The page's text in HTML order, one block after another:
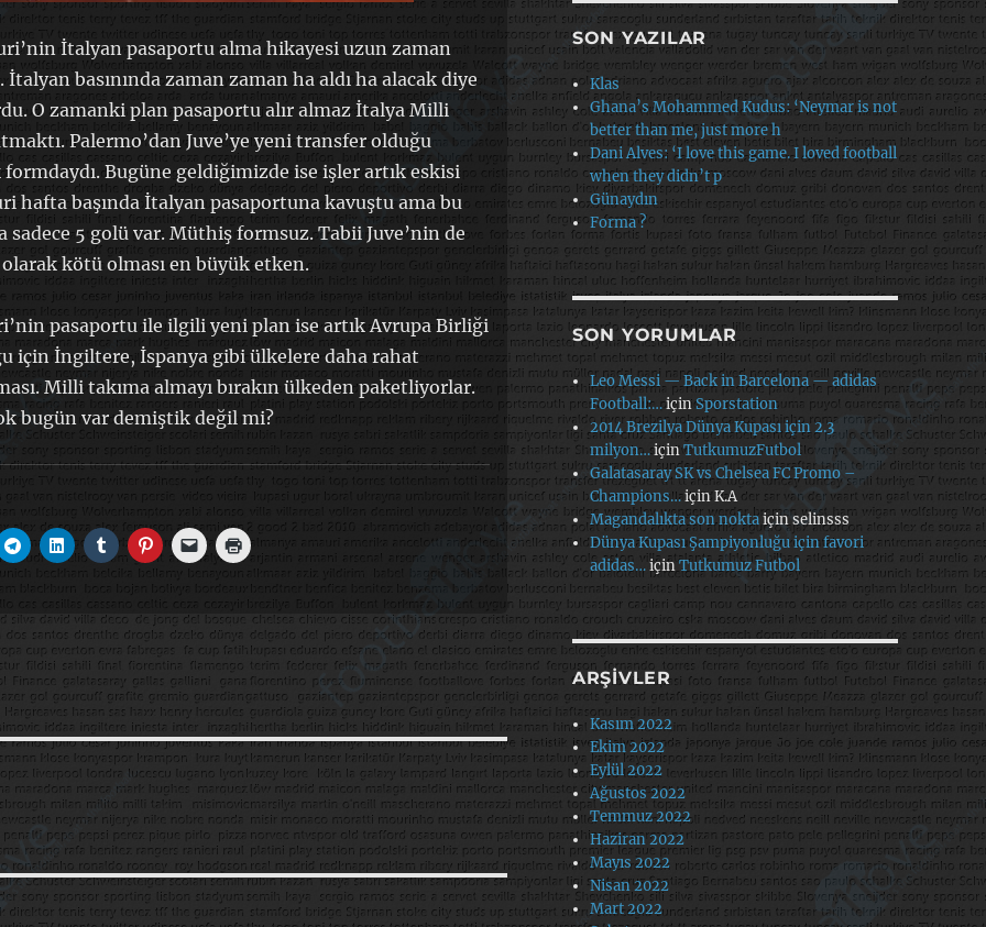
İtalyan pasaportu alma hikayesi uzun zaman
İtalyan basınında zaman zaman ha aldı ha alacak diye
O zamanki plan pasaportu alır almaz İtalya Milli
Palermo’dan Juve’ye yeni transfer olduğu
Bugüne geldiğimizde ise işler artık eskisi
hafta başında İtalyan pasaportuna kavuştu ama bu
sadece 5 golü var. Müthiş formsuz. Tabii Juve’nin de
kötü olması en büyük etken.
pasaportu ile ilgili yeni plan ise artık Avrupa Birliği
için İngiltere, İspanya gibi ülkelere daha rahat
Milli takıma almayı bırakın ülkeden paketliyorlar.
bugün var demiştik değil mi?
SON YAZILAR
Klas
Ghana’s Mohammed Kudus: ‘Neymar is not
better than me, just more h
Dani Alves: ‘I love this game. I loved football
when they didn’t p
Günaydın
Forma ?
SON YORUMLAR
Leo Messi — Back in Barcelona — adidas
Football:…içinSporstation
2014 Brezilya Dünya Kupası için 2.3
milyon…içinTutkumuzFutbol
Galatasaray SK vs Chelsea FC Promo –
Champions…içinK.A
Magandalıkta son noktaiçinselinsss
Dünya Kupası Şampiyonluğu için favori
adidas…içinTutkumuz Futbol
ARŞIVLER
Kasım 2022
Ekim 2022
Eylül 2022
Ağustos 2022
Temmuz 2022
Haziran 2022
Mayıs 2022
Nisan 2022
Mart 2022